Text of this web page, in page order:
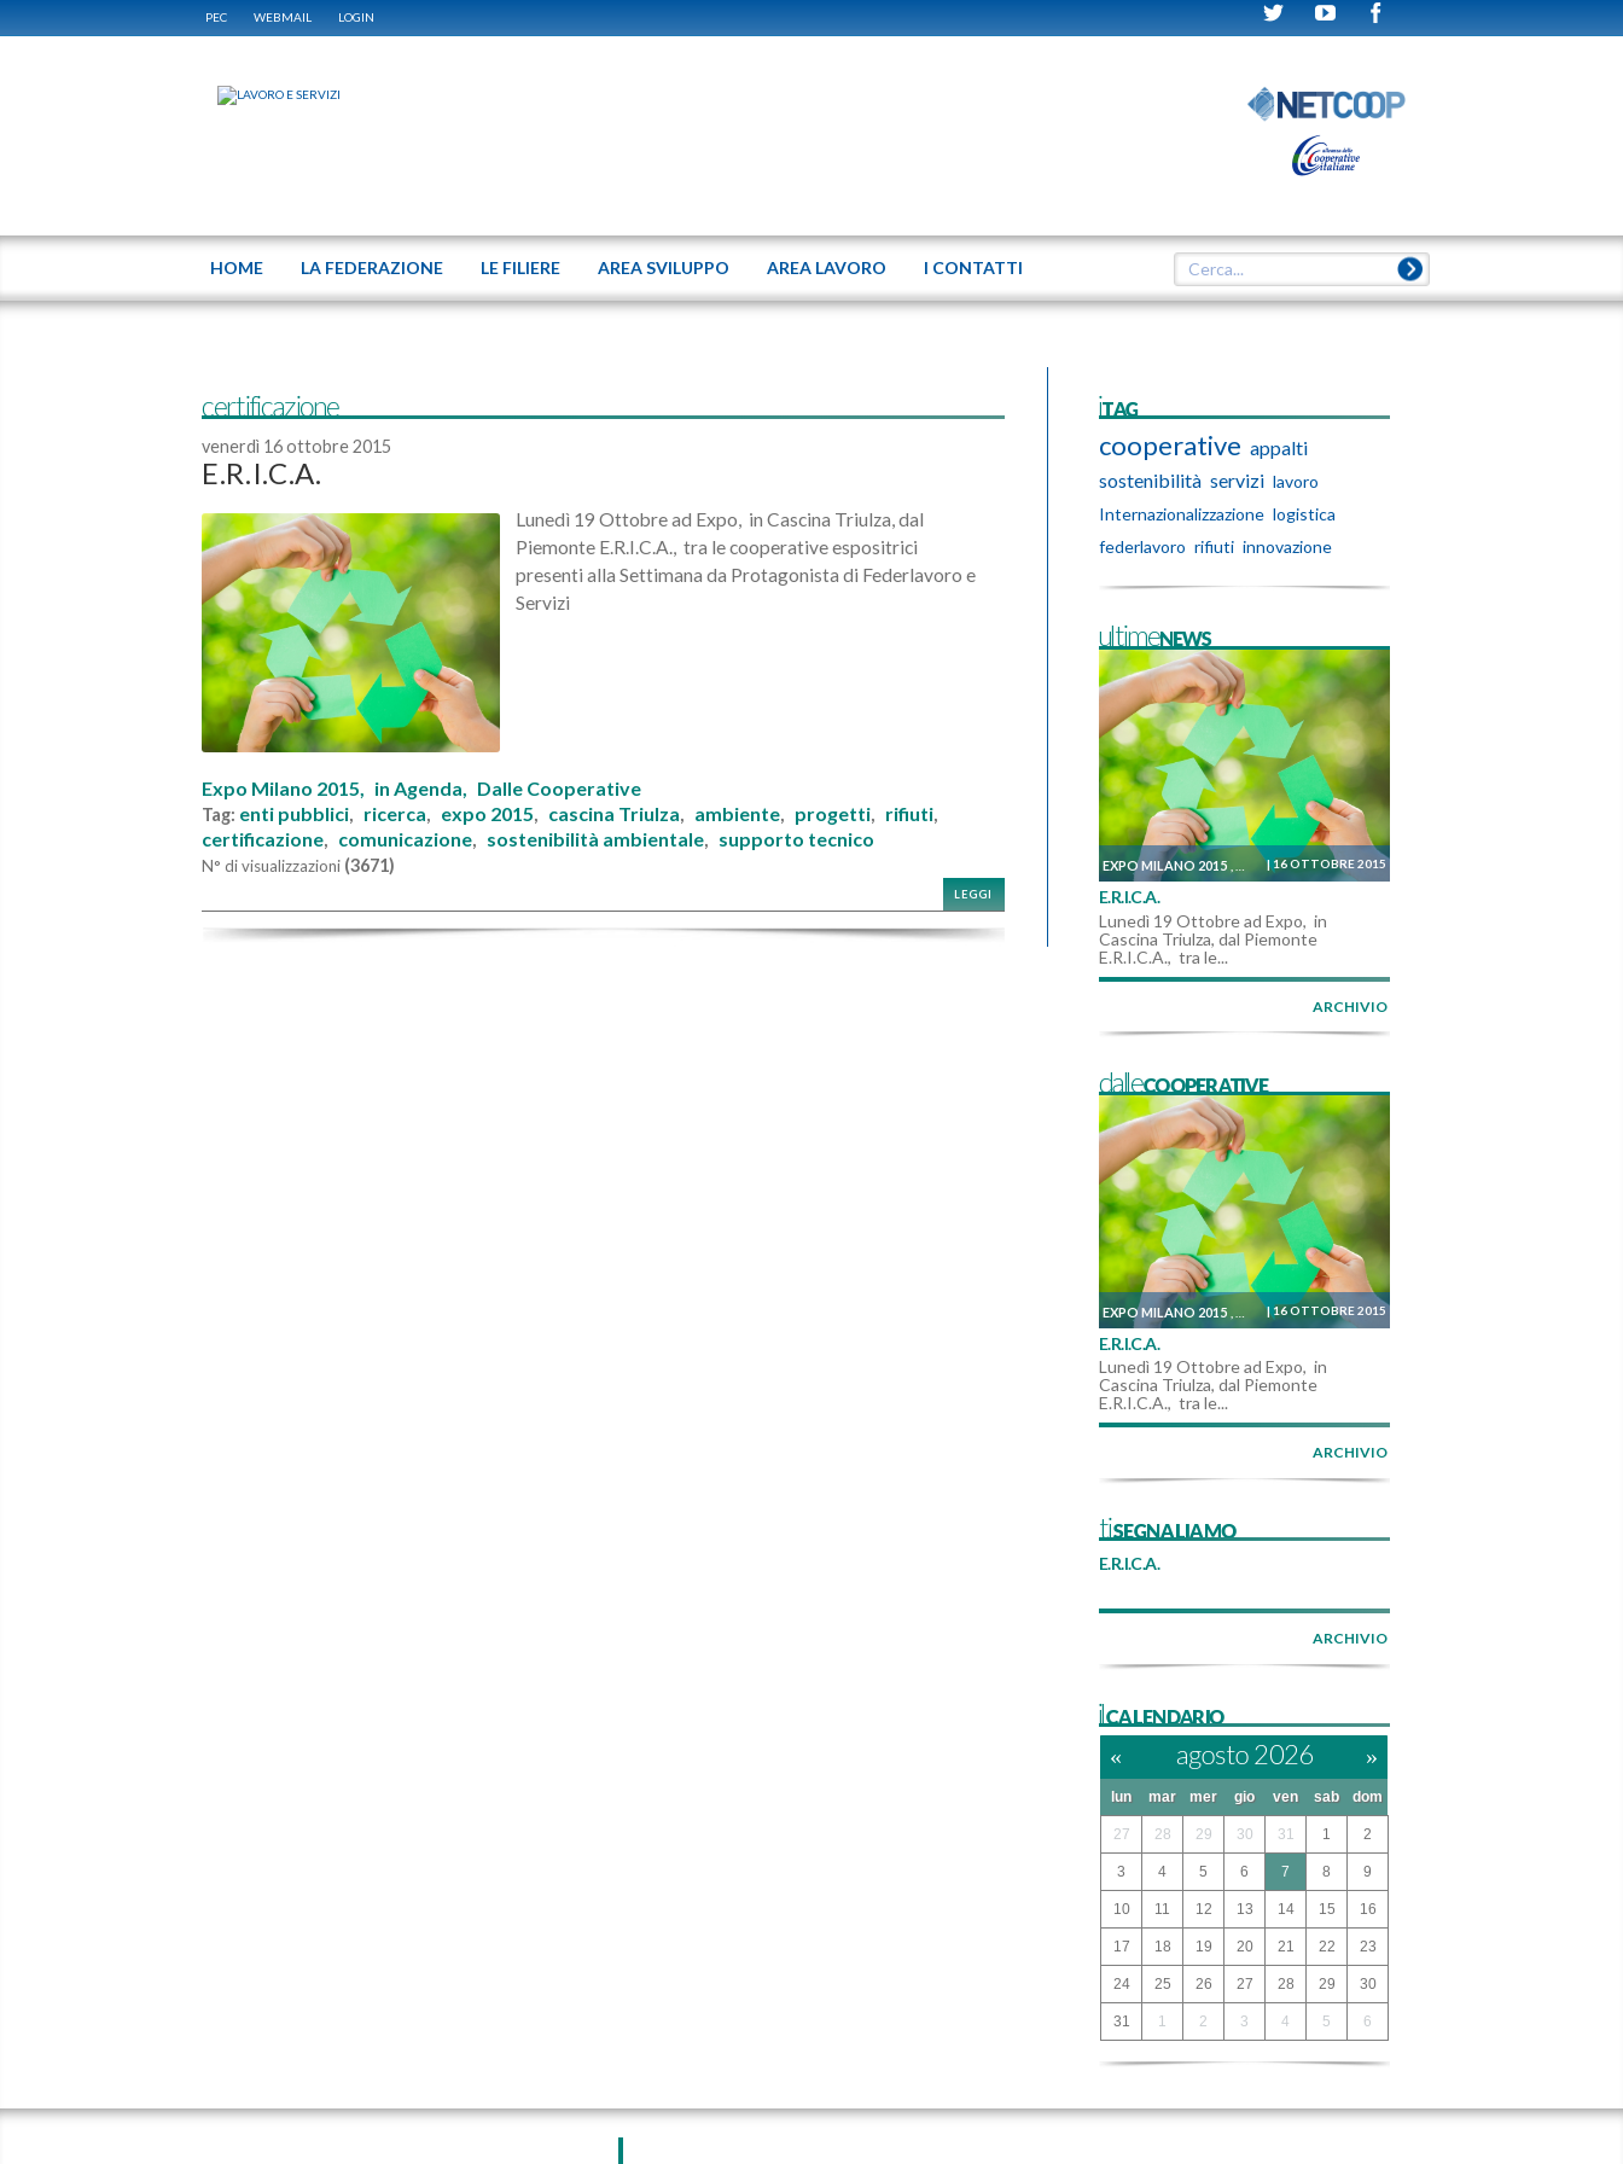
PEC WEBMAIL LOGIN
HOME LA FEDERAZIONE LE FILIERE AREA SVILUPPO AREA LAVORO I CONTATTI
certificazione
venerdì 16 ottobre 2015
E.R.I.C.A.
Lunedì 19 Ottobre ad Expo, in Cascina Triulza, dal
Piemonte E.R.I.C.A., tra le cooperative espositrici
presenti alla Settimana da Protagonista di Federlavoro e
Servizi
Expo Milano 2015, in Agenda, Dalle Cooperative
Tag: enti pubblici, ricerca, expo 2015, cascina Triulza, ambiente, progetti, rifiuti,
certificazione, comunicazione, sostenibilità ambientale, supporto tecnico
N° di visualizzazioni (3671)
LEGGI
iTAG
cooperative appalti
sostenibilità servizi lavoro
Internazionalizzazione logistica
federlavoro rifiuti innovazione
ultimeNEWS
EXPO MILANO 2015 IN AGENDA , DALLE COOPERATIVE
| 16 OTTOBRE 2015
E.R.I.C.A.
Lunedì 19 Ottobre ad Expo, in
Cascina Triulza, dal Piemonte
E.R.I.C.A., tra le...
ARCHIVIO
dalleCOOPERATIVE
EXPO MILANO 2015 IN AGENDA ,DALLE COOPERATIVE
| 16 OTTOBRE 2015
E.R.I.C.A.
Lunedì 19 Ottobre ad Expo, in
Cascina Triulza, dal Piemonte
E.R.I.C.A., tra le...
ARCHIVIO
tiSEGNALIAMO
E.R.I.C.A.
ARCHIVIO
ilCALENDARIO
« agosto 2026 »
lun mar mer gio ven sab dom
27 28 29 30 31 1 2
3 4 5 6 7 8 9
10 11 12 13 14 15 16
17 18 19 20 21 22 23
24 25 26 27 28 29 30
31 1 2 3 4 5 6